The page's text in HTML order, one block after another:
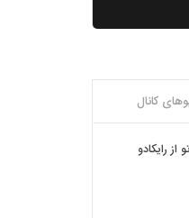
دانلود آهنگ مبین حواست نیست (Mobin
کانال
رایکادو